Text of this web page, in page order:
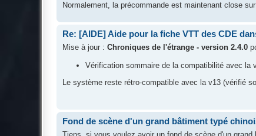
Normalement, la précommande est maintenant close
Re: [AIDE] Aide pour la fiche VTT des CDE
Mise à jour : Chroniques de l'étrange - version 2.4.0
Vérification sommaire de la compatibilité avec la
Le système reste rétro-compatible avec la v13 (vérifié
Fond de scène d'un grand bâtiment typé